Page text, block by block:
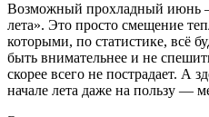
Возможный прохладный июнь
лета». Это просто смещение
которыми, по статистике, всё
быть внимательнее и не
скорее всего не пострадает. А
начале лета даже на пользу —